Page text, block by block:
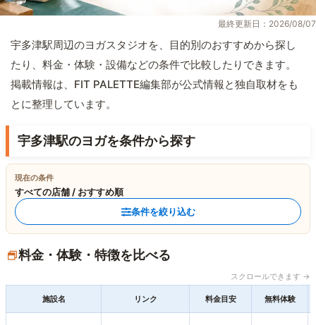
最終更新日：2026/08/07
宇多津駅周辺のヨガスタジオを、目的別のおすすめから探し
たり、料金・体験・設備などの条件で比較したりできます。
掲載情報は、FIT PALETTE編集部が公式情報と独自取材をも
とに整理しています。
宇多津駅のヨガを条件から探す
現在の条件
すべての店舗 / おすすめ順
条件を絞り込む
料金・体験・特徴を比べる
スクロールできます →
施設名 リンク 料金目安 無料体験